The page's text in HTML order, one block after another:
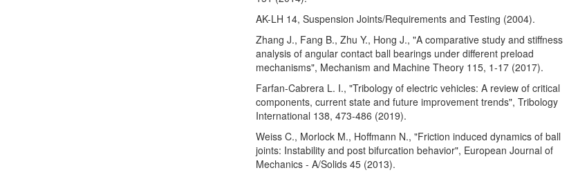
AK-LH 14, Suspension Joints/Requirements and Testing (2004).
Zhang J., Fang B., Zhu Y., Hong J., "A comparative study and stiffness
analysis of angular contact ball bearings under different preload
mechanisms", Mechanism and Machine Theory 115, 1-17 (2017).
Farfan-Cabrera L. I., "Tribology of electric vehicles: A review of critical
components, current state and future improvement trends", Tribology
International 138, 473-486 (2019).
Weiss C., Morlock M., Hoffmann N., "Friction induced dynamics of ball
joints: Instability and post bifurcation behavior", European Journal of
Mechanics - A/Solids 45 (2013).